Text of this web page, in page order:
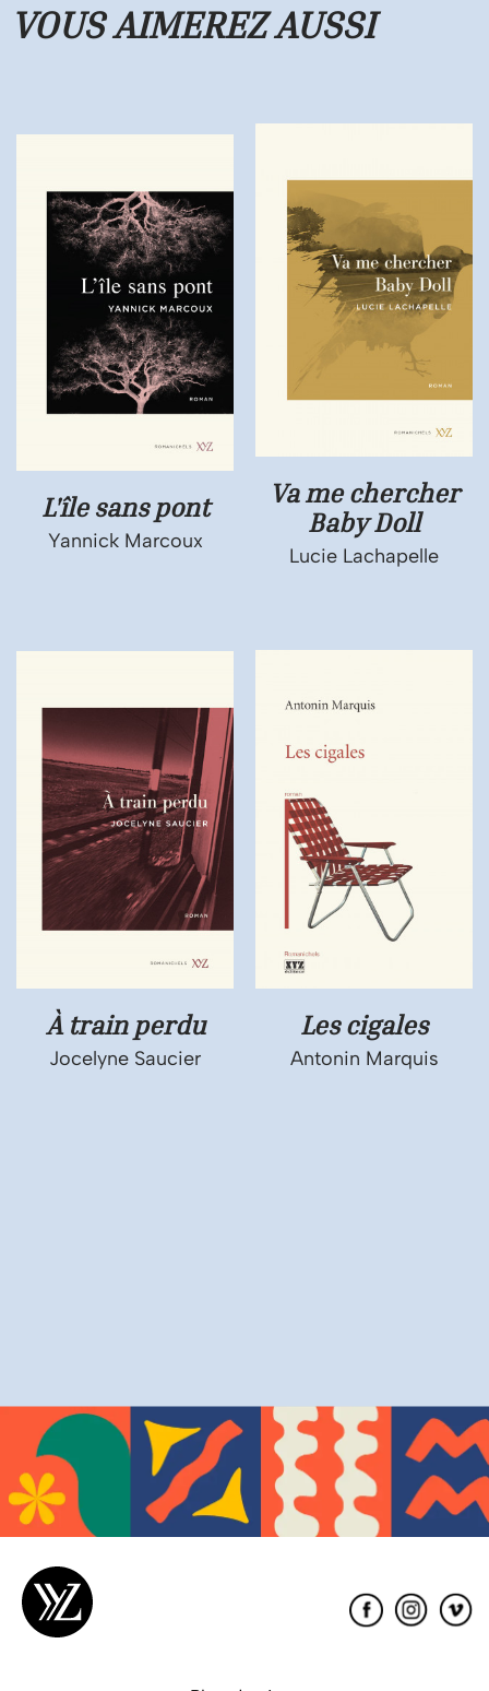
VOUS AIMEREZAUSSI
L'île sans pont
Yannick Marcoux
Va me chercher
Baby Doll
Lucie Lachapelle
À train perdu
Jocelyne Saucier
Les cigales
Antonin Marquis
Éditions
XYZ